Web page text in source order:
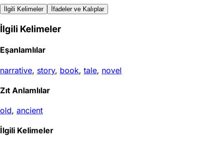
İlgili Kelimeler İfadeler ve Kalıplar
İlgili Kelimeler
Eşanlamlılar
narrative, story, book, tale, novel
Zıt Anlamlılar
old, ancient
İlgili Kelimeler